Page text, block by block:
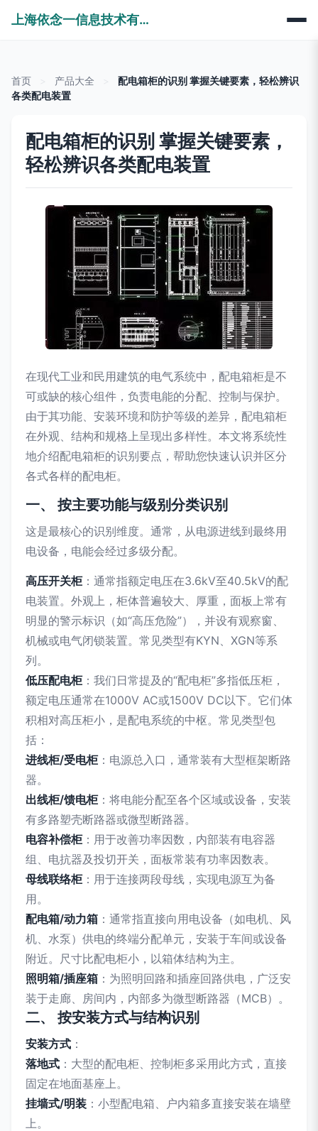
上海依念一信息技术有限公司
首页 产品大全
配电箱柜的识别 掌握关键要素，轻松辨识
各类配电装置
配电箱柜的识别 掌握关键要素，
轻松辨识各类配电装置
在现代工业和民用建筑的电气系统中，配电箱柜是不
可或缺的核心组件，负责电能的分配、控制与保护。
由于其功能、安装环境和防护等级的差异，配电箱柜
在外观、结构和规格上呈现出多样性。本文将系统性
地介绍配电箱柜的识别要点，帮助您快速认识并区分
各式各样的配电柜。
一、 按主要功能与级别分类识别
这是最核心的识别维度。通常，从电源进线到最终用
电设备，电能会经过多级分配。
高压开关柜：通常指额定电压在3.6kV至40.5kV的配
电装置。外观上，柜体普遍较大、厚重，面板上常有
明显的警示标识（如“高压危险”），并设有观察窗、
机械或电气闭锁装置。常见类型有KYN、XGN等系
列。
低压配电柜：我们日常提及的“配电柜”多指低压柜，
额定电压通常在1000V AC或1500V DC以下。它们体
积相对高压柜小，是配电系统的中枢。常见类型包
括：
进线柜/受电柜：电源总入口，通常装有大型框架断路
器。
出线柜/馈电柜：将电能分配至各个区域或设备，安装
有多路塑壳断路器或微型断路器。
电容补偿柜：用于改善功率因数，内部装有电容器
组、电抗器及投切开关，面板常装有功率因数表。
母线联络柜：用于连接两段母线，实现电源互为备
用。
配电箱/动力箱 ：通常指直接向用电设备（如电机、风
机、水泵）供电的终端分配单元，安装于车间或设备
附近。尺寸比配电柜小，以箱体结构为主。
照明箱/插座箱 ：为照明回路和插座回路供电，广泛安
装于走廊、房间内，内部多为微型断路器（MCB）。
二、 按安装方式与结构识别
安装方式 ：
落地式 ：大型的配电柜、控制柜多采用此方式，直接
固定在地面基座上。
挂墙式/明装 ：小型配电箱、户内箱多直接安装在墙壁
上。